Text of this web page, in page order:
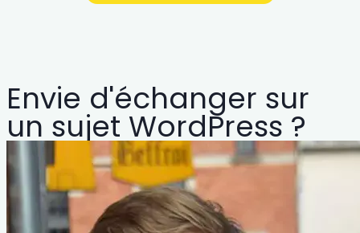
Envie d'échanger sur
un sujet WordPress ?